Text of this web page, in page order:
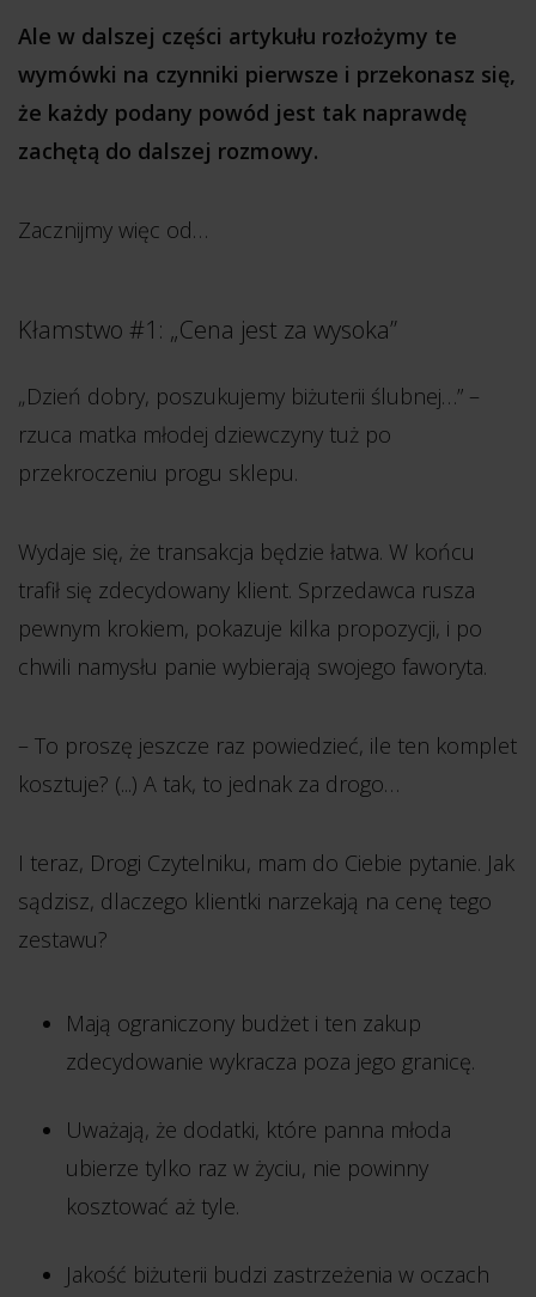
Ale w dalszej części artykułu rozłożymy te
wymówki na czynniki pierwsze i przekonasz się,
że każdy podany powód jest tak naprawdę
zachętą do dalszej rozmowy.
Zacznijmy więc od…
Kłamstwo #1: „Cena jest za wysoka”
„Dzień dobry, poszukujemy biżuterii ślubnej…” –
rzuca matka młodej dziewczyny tuż po
przekroczeniu progu sklepu.
Wydaje się, że transakcja będzie łatwa. W końcu
trafił się zdecydowany klient. Sprzedawca rusza
pewnym krokiem, pokazuje kilka propozycji, i po
chwili namysłu panie wybierają swojego faworyta.
– To proszę jeszcze raz powiedzieć, ile ten komplet
kosztuje? (...) A tak, to jednak za drogo…
I teraz, Drogi Czytelniku, mam do Ciebie pytanie. Jak
sądzisz, dlaczego klientki narzekają na cenę tego
zestawu?
Mają ograniczony budżet i ten zakup
zdecydowanie wykracza poza jego granicę.
Uważają, że dodatki, które panna młoda
ubierze tylko raz w życiu, nie powinny
kosztować aż tyle.
Jakość biżuterii budzi zastrzeżenia w oczach